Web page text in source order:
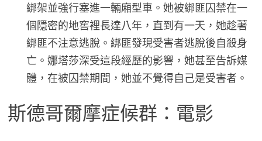
綁架並強行塞進一輛廂型車。她被綁匪囚禁在一
個隱密的地窖裡長達八年，直到有一天，她趁著
綁匪不注意逃脫。綁匪發現受害者逃脫後自殺身
亡。娜塔莎深受這段經歷的影響，她甚至告訴媒
體，在被囚禁期間，她並不覺得自己是受害者。
斯德哥爾摩症候群：電影